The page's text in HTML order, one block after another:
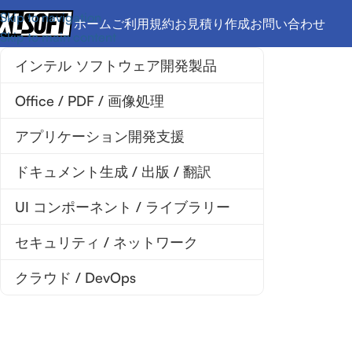
Skip to navigation
Skip to main content
ホーム ご利用規約お見積り作成お問い合わせ
インテル ソフトウェア開発製品
Office / PDF / 画像処理
アプリケーション開発支援
ドキュメント生成 / 出版 / 翻訳
UI コンポーネント / ライブラリー
セキュリティ / ネットワーク
クラウド / DevOps